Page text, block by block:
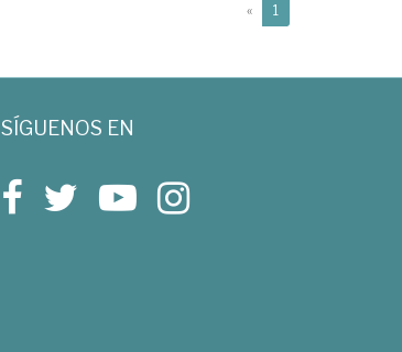
« 1
SÍGUENOS EN